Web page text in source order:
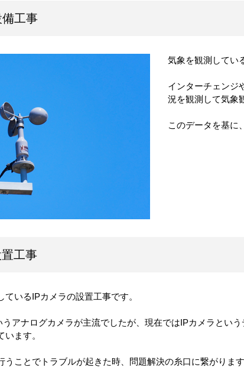
工事
気象を観測してい
インターチェンジ
況を観測して気象
このデータを基に
工事
ているIPカメラの設置工事です。
アナログカメラが主流でしたが、現在ではIPカメラという
います。
うことでトラブルが起きた時、問題解決の糸口に繋がります